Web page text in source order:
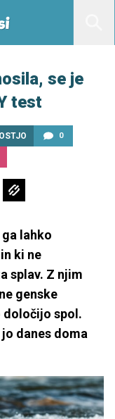
se je
test
0
lahko
ki ne
splav. Z njim
genske
določijo spol.
danes doma